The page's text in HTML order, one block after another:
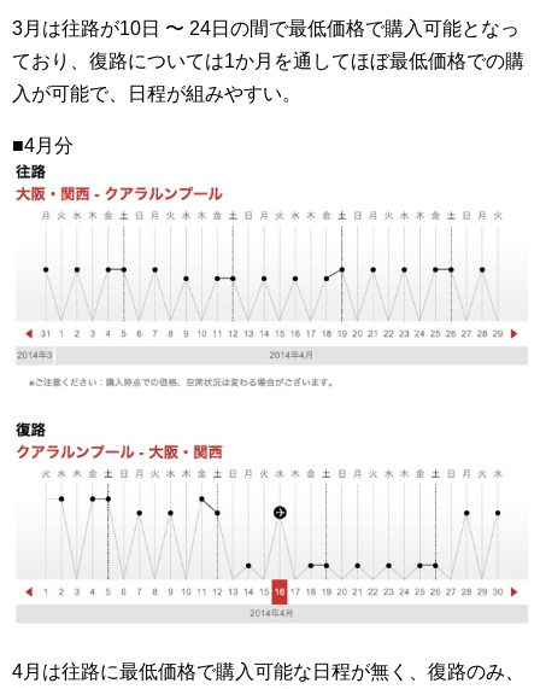
3月は往路が10日 〜 24日の間で最低価格で購入可能となっ
ており、復路については1か月を通してほぼ最低価格での購
入が可能で、日程が組みやすい。
■4月分
4月は往路に最低価格で購入可能な日程が無く、復路のみ、